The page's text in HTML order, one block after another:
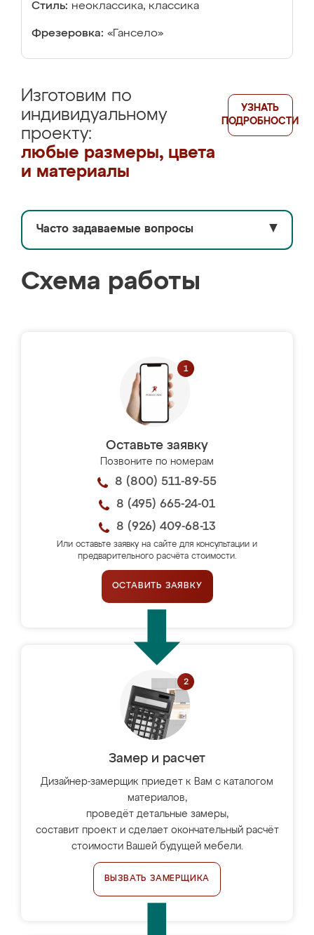
Стиль: неоклассика, классика
Фрезеровка: «Гансело»
Изготовим по
индивидуальному
проекту:
любые размеры, цвета
и материалы
УЗНАТЬ
ПОДРОБНОСТИ
Часто задаваемые вопросы ▼
Схема работы
Оставьте заявку
Позвоните по номерам
8 (800) 511-89-55
8 (495) 665-24-01
8 (926) 409-68-13
Или оставьте заявку на сайте для консультации и
предварительного расчёта стоимости.
ОСТАВИТЬ ЗАЯВКУ
Замер и расчет
Дизайнер-замерщик приедет к Вам с каталогом
материалов,
проведёт детальные замеры,
составит проект и сделает окончательный расчёт
стоимости Вашей будущей мебели.
ВЫЗВАТЬ ЗАМЕРЩИКА